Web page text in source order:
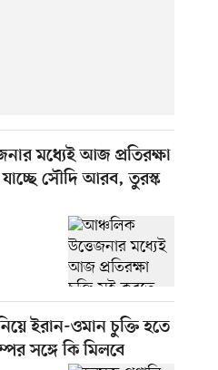
মধ্যেই আজ প্রতিরক্ষা
সৌদি আরব, তুরস্ক
ইরান-ওমান চুক্তি হতে
সঙ্গে কি মিলবে